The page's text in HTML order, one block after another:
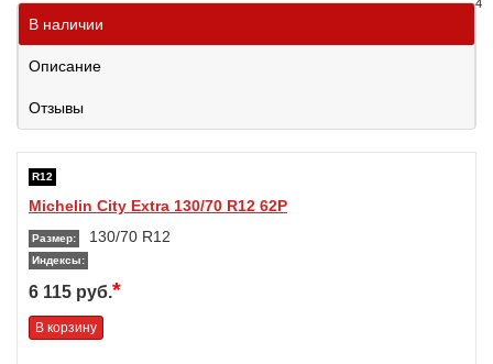
В наличии
4
Описание
Отзывы
R12
Michelin City Extra 130/70 R12 62P
Размер: 130/70 R12
Индексы:
6 115 руб.*
В корзину